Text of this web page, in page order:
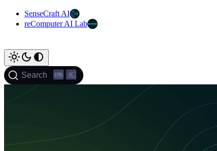
SenseCraft AI
reComputer AI Lab
Search K